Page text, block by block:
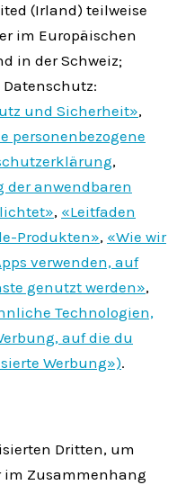
(Irland) teilweise
im Europäischen
in der Schweiz;
und Sicherheit»,
personen­bezogene
,
der anwendbaren
, «Leit­faden
Produkten», «Wie wir
verwenden, auf
genutzt werden»,
Technologien,
auf die du
Werbung»).
Dritten, um
Zusammenhang